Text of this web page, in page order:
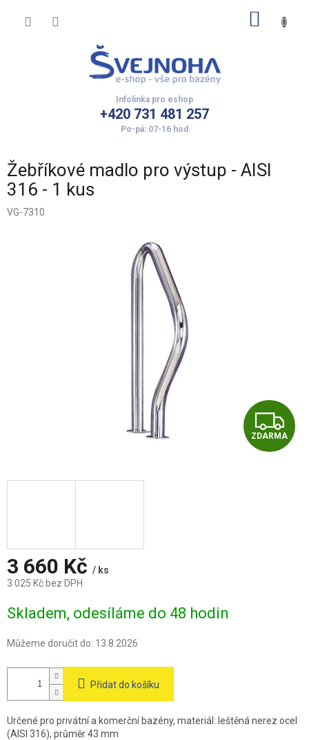
+420 731 481 257
Žebříkové madlo pro výstup - AISI
316 - 1 kus
VG-7310
Z
D
ZDARMA
3 660 Kč / ks
3 025 Kč bez DPH
cena:
Skladem, odesíláme do 48 hodin
Můžeme doručit do: 13.8.2026
Přidat do košíku
Určené pro privátní a komerční bazény, materiál: leštěná nerez ocel
(AISI 316), průměr 43 mm